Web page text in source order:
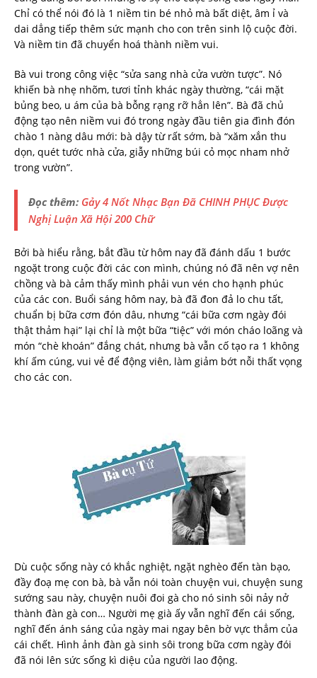
Chỉ có thể nói đó là 1 niềm tin bé nhỏ mà bất diệt, âm ỉ và
dai dẳng tiếp thêm sức mạnh cho con trên sinh lộ cuộc đời.
Và niềm tin đã chuyển hoá thành niềm vui.
Bà vui trong công việc “sửa sang nhà cửa vườn tược”. Nó
khiến bà nhẹ nhõm, tươi tỉnh khác ngày thường, “cái mặt
bủng beo, u ám của bà bỗng rạng rỡ hẳn lên”. Bà đã chủ
động tạo nên niềm vui đó trong ngày đầu tiên gia đình đón
chào 1 nàng dâu mới: bà dậy từ rất sớm, bà “xăm xắn thu
dọn, quét tước nhà cửa, giẫy những búi cỏ mọc nham nhở
trong vườn”.
Đọc thêm: Gảy 4 Nốt Nhạc Bạn Đã CHINH PHỤC Được
Nghị Luận Xã Hội 200 Chữ
Bởi bà hiểu rằng, bắt đầu từ hôm nay đã đánh dấu 1 bước
ngoặt trong cuộc đời các con mình, chúng nó đã nên vợ nên
chồng và bà cảm thấy mình phải vun vén cho hạnh phúc
của các con. Buổi sáng hôm nay, bà đã đon đả lo chu tất,
chuẩn bị bữa cơm đón dâu, nhưng “cái bữa cơm ngày đói
thật thảm hại” lại chỉ là một bữa “tiệc” với món cháo loãng và
món “chè khoán” đắng chát, nhưng bà vẫn cố tạo ra 1 không
khí ấm cúng, vui vẻ để động viên, làm giảm bớt nỗi thất vọng
cho các con.
Dù cuộc sống này có khắc nghiệt, ngặt nghèo đến tàn bạo,
đầy đoạ mẹ con bà, bà vẫn nói toàn chuyện vui, chuyện sung
sướng sau này, chuyện nuôi đoi gà cho nó sinh sôi nảy nở
thành đàn gà con… Người mẹ già ấy vẫn nghĩ đến cái sống,
nghĩ đến ánh sáng của ngày mai ngay bên bờ vực thẳm của
cái chết. Hình ảnh đàn gà sinh sôi trong bữa cơm ngày đói
đã nói lên sức sống kì diệu của người lao động.